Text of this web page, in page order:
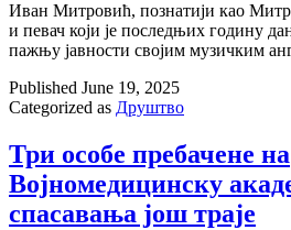
Иван Митровић, познатији као
и певач који је последњих годину
пажњу јавности својим музичким
Published June 19, 2025
Categorized as Друштво
Три особе пребачене на
Војномедицинску
спасавања још траје